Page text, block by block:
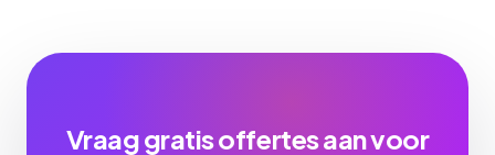
Vraag gratis offertes aan voor